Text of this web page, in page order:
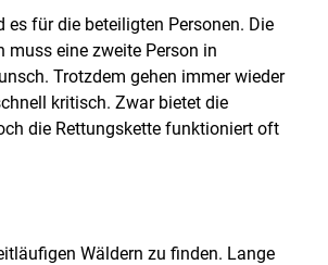
für die beteiligten Personen. Die
muss eine zweite Person in
Trotzdem gehen immer wieder
kritisch. Zwar bietet die
die Rettungskette funktioniert oft
Wäldern zu finden. Lange